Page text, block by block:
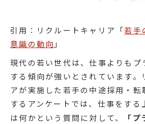
引用：リクルートキャリア「若手
意識の動向 」
現代の若い世代は、仕事よりもプ
する傾向が強いとされています。
アが実施した若手の中途採用・転
するアンケートでは、仕事をする
は何かという質問に対して、
「